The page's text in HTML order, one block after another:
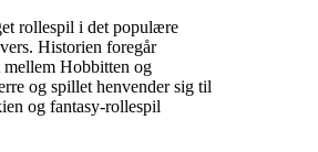
rollespil i det populære
Historien foregår
Hobbitten og
og spillet henvender sig til
og fantasy-rollespil